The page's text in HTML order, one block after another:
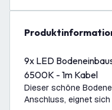
9x LED
6500K - 1m Kabel
Dieser schöne
Anschluss, eignet sich